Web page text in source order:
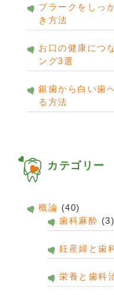
プラークをしっ
き方法
お口の健康につ
ング3選
銀歯から白い歯
る方法
カテゴリー
概論 (40)
歯科麻酔 (3)
妊産婦と歯
栄養と歯科